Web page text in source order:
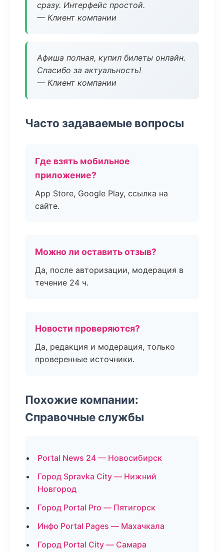
сразу. Интерфейс простой.
— Клиент компании
Афиша полная, купил билеты онлайн.
Спасибо за актуальность!
— Клиент компании
Часто задаваемые вопросы
Где взять мобильное
приложение?
App Store, Google Play, ссылка на
сайте.
Можно ли оставить отзыв?
Да, после авторизации, модерация в
течение 24 ч.
Новости проверяются?
Да, редакция и модерация, только
проверенные источники.
Похожие компании:
Справочные службы
Portal News 24 — Новосибирск
Город Spravka City — Нижний
Новгород
Город Portal Pro — Пятигорск
Инфо Portal Pages — Махачкала
Город Portal City — Самара